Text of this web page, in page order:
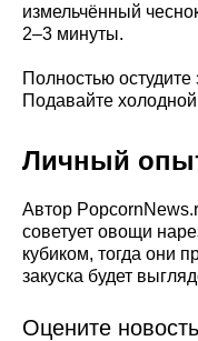
измельчённый
2–3 минуты.
Полностью остудите
Подавайте
Личный
Автор
советует овощи
кубиком, тогда они
закуска будет
Оцените новость